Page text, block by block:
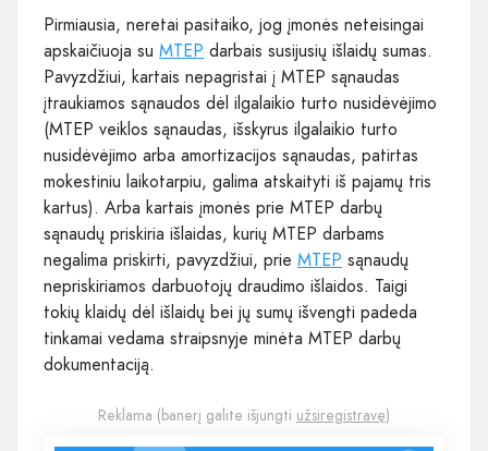
Pirmiausia, neretai pasitaiko, jog įmonės neteisingai
apskaičiuoja su MTEP darbais susijusių išlaidų sumas.
Pavyzdžiui, kartais nepagristai į MTEP sąnaudas
įtraukiamos sąnaudos dėl ilgalaikio turto nusidėvėjimo
(MTEP veiklos sąnaudas, išskyrus ilgalaikio turto
nusidėvėjimo arba amortizacijos sąnaudas, patirtas
mokestiniu laikotarpiu, galima atskaityti iš pajamų tris
kartus). Arba kartais įmonės prie MTEP darbų
sąnaudų priskiria išlaidas, kurių MTEP darbams
negalima priskirti, pavyzdžiui, prie MTEP sąnaudų
nepriskiriamos darbuotojų draudimo išlaidos. Taigi
tokių klaidų dėl išlaidų bei jų sumų išvengti padeda
tinkamai vedama straipsnyje minėta MTEP darbų
dokumentaciją.
Reklama (banerį galite išjungti užsiregistravę)